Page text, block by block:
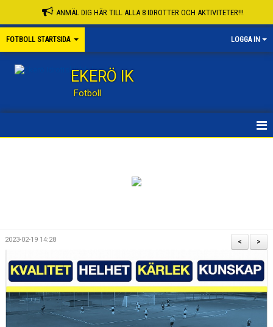
ANMÄL DIG HÄR TILL ALLA 8 IDROTTER OCH AKTIVITETER!!!
FOTBOLL STARTSIDA LOGGA IN
EKERÖ IK
Fotboll
FOTBOLLSSKOLA, CAMPER
LEDARE
>
<
2023-02-19 14:28